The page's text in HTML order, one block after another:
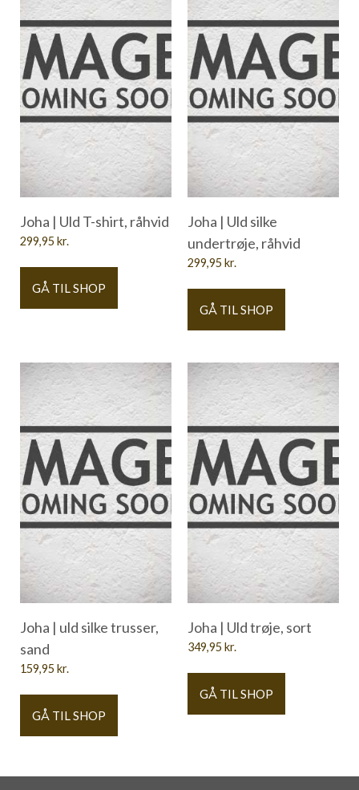
Joha | Uld T-shirt, råhvid
299,95 kr.
GÅ TIL SHOP
Joha | Uld silke
undertrøje, råhvid
299,95 kr.
GÅ TIL SHOP
Joha | uld silke trusser,
sand
159,95 kr.
GÅ TIL SHOP
Joha | Uld trøje, sort
349,95 kr.
GÅ TIL SHOP